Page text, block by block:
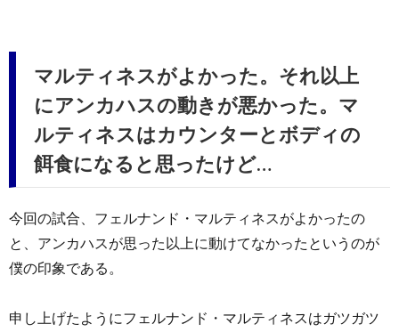
マルティネスがよかった。それ以上
にアンカハスの動きが悪かった。マ
ルティネスはカウンターとボディの
餌食になると思ったけど…
今回の試合、フェルナンド・マルティネスがよかったの
と、アンカハスが思った以上に動けてなかったというのが
僕の印象である。
申し上げたようにフェルナンド・マルティネスはガツガツ